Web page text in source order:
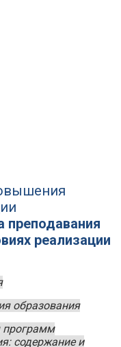
преподавания
реализации
образования
программ
содержание и